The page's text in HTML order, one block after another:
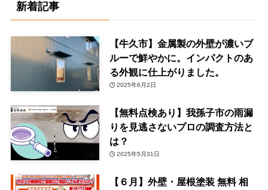
新着記事
【牛久市】金属製の外壁が濃いブ
ルーで鮮やかに。インパクトのあ
る外観に仕上がりました。
2025年6月2日
【無料点検あり】我孫子市の雨漏
りを見逃さないプロの調査方法と
は？
2025年5月31日
【６月】外壁・屋根塗装 無料 相